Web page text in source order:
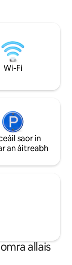
árasán, nach
Marina Walk,
a thrá.
Wi-Fi
saor in
an áitreabh
allais